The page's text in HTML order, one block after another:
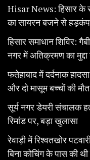
Hisar News: हिसार के
का सायरन बजने से हड़कंप,
हिसार समाधान शिविर:
नगर में अतिक्रमण का मुद्दा
फतेहाबाद में दर्दनाक
और दो मासूम बच्चों की
सूर्य नगर डेयरी संचालक
रिमांड पर, बड़ा खुलासा
रेवाड़ी में रिश्वतखोर
बिना कोचिंग के पास की